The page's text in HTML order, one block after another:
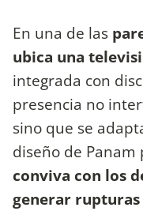
En una de las
ubica una
integrada con
presencia no
sino que se
diseño de
conviva con los
generar rupturas